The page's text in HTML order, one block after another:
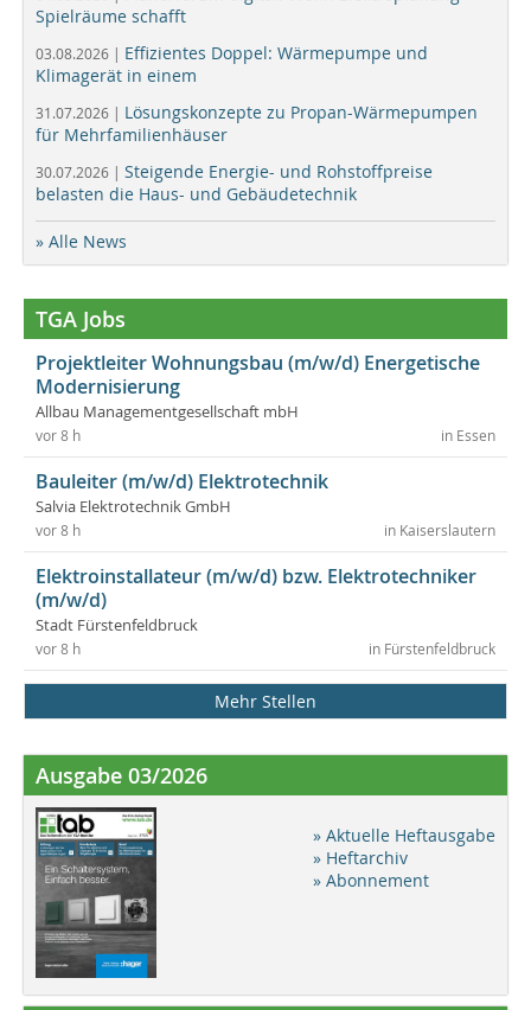
Spielräume schafft
03.08.2026 | Effizientes Doppel: Wärmepumpe und
Klimagerät in einem
31.07.2026 | Lösungskonzepte zu Propan-Wärmepumpen
für Mehrfamilienhäuser
30.07.2026 | Steigende Energie- und Rohstoffpreise
belasten die Haus- und Gebäudetechnik
» Alle News
TGA Jobs
Projektleiter Wohnungsbau (m/w/d) Energetische
Modernisierung
Allbau Managementgesellschaft mbH
in Essen
vor 8 h
Bauleiter (m/w/d) Elektrotechnik
Salvia Elektrotechnik GmbH
in Kaiserslautern
vor 8 h
Elektroinstallateur (m/w/d) bzw. Elektrotechniker
(m/w/d)
Stadt Fürstenfeldbruck
in Fürstenfeldbruck
vor 8 h
Mehr Stellen
Ausgabe 03/2026
» Aktuelle Heftausgabe
» Heftarchiv
» Abonnement